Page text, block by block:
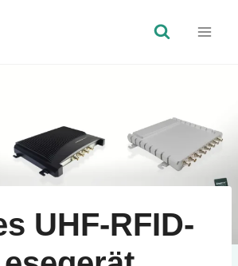
UHF-RFID-